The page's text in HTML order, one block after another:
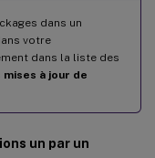
dans un
votre
dans la liste des
à jour de
un par un